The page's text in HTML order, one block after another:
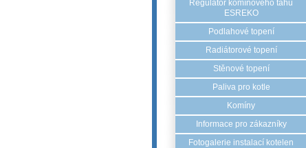
Regulátor komínového tahu
ESREKO
Podlahové topení
Radiátorové topení
Stěnové topení
Paliva pro kotle
Komíny
Informace pro zákazníky
Fotogalerie instalací kotelen